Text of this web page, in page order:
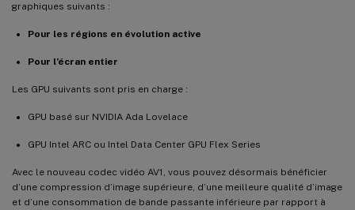
graphiques suivants :
Pour les régions en évolution active
Pour l’écran entier
Les GPU suivants sont pris en charge :
GPU basé sur NVIDIA Ada Lovelace
GPU Intel ARC ou Intel Data Center GPU Flex Series
Avec le nouveau codec vidéo AV1, vous pouvez désormais bénéficier
d’une compression d’image supérieure, d’une meilleure qualité d’image
et d’une consommation de bande passante inférieure par rapport à